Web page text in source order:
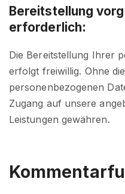
Bereitstellung
erforderlich:
Die Bereitstellung Ihrer
erfolgt freiwillig. Ohne
personenbezogenen
Zugang auf unsere
Leistungen gewähren.